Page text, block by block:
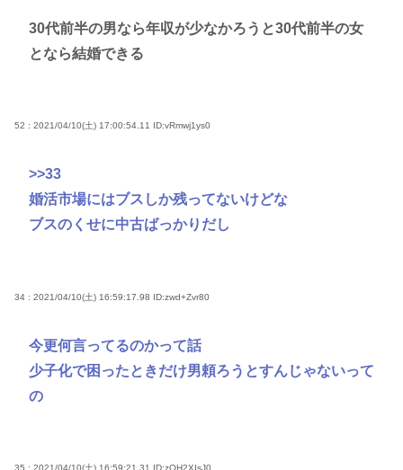
30代前半の男なら年収が少なかろうと30代前半の女
となら結婚できる
52 : 2021/04/10(土) 17:00:54.11 ID:vRmwj1ys0
>>33
婚活市場にはブスしか残ってないけどな
ブスのくせに中古ばっかりだし
34 : 2021/04/10(土) 16:59:17.98 ID:zwd+Zvr80
今更何言ってるのかって話
少子化で困ったときだけ男頼ろうとすんじゃないって
の